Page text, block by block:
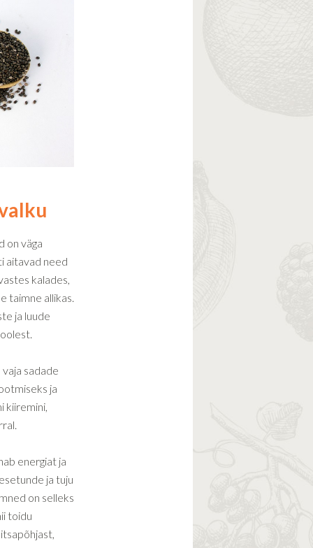
on väga
aitavad need
kalades,
taimne allikas.
ja luude
sadade
ja
kiiremini,
energiat ja
ja tuju
on selleks
toidu